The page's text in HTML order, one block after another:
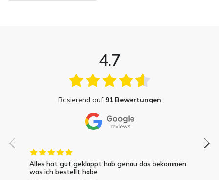
4.7
Basierend auf 91 Bewertungen
Alles hat gut geklappt hab genau das bekommen
was ich bestellt habe